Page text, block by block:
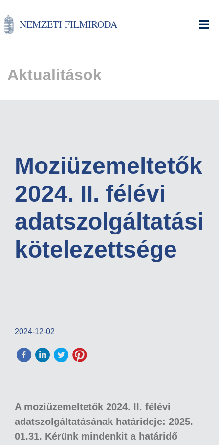
NEMZETI FILMIRODA
Aktualitások
Moziüzemeltetők
2024. II. félévi
adatszolgáltatási
kötelezettsége
2024-12-02
A moziüzemeltetők 2024. II. félévi
adatszolgáltatásának határideje: 2025.
01.31. Kérünk mindenkit a határidő